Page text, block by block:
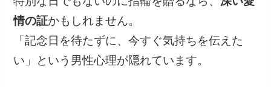
情の証かもしれません。
「記念日を待たずに、今すぐ気持ちを伝えた
い」という男性心理が隠れています。